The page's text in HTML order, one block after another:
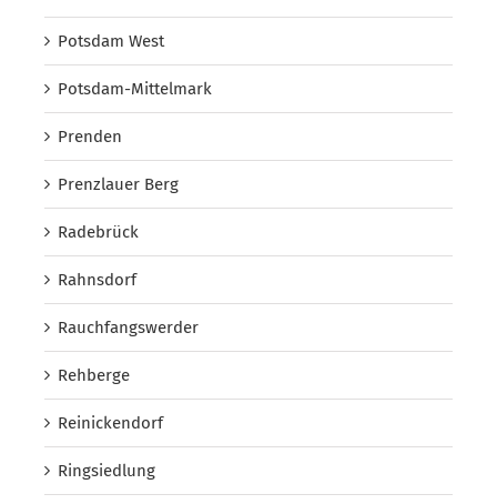
Potsdam West
Potsdam-Mittelmark
Prenden
Prenzlauer Berg
Radebrück
Rahnsdorf
Rauchfangswerder
Rehberge
Reinickendorf
Ringsiedlung